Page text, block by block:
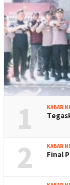
1 KABAR
2 KABAR
Final